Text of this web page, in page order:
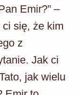
Emir?” –
ci się, że kim
z
Jak ci
jak wielu